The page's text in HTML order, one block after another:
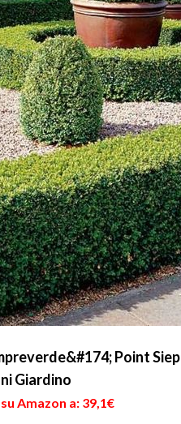
Point
Giardino
Amazon a: 39,1€